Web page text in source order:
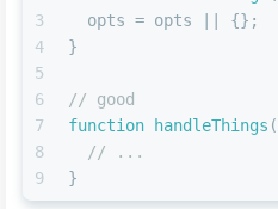
3
4
5
6
7
8
9
  opts = opts || {};
}
// good
function
handleThings (
// ...
}